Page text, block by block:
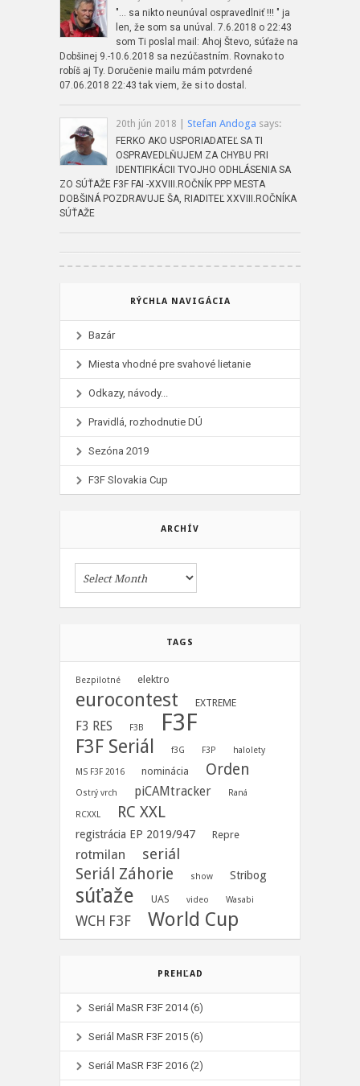
"... sa nikto neunúval ospravedlniť !!! " ja
len, že som sa unúval. 7.6.2018 o 22:43
som Ti poslal mail: Ahoj Števo, súťaže na
Dobšinej 9.-10.6.2018 sa nezúčastním. Rovnako to
robíš aj Ty. Doručenie mailu mám potvrdené
07.06.2018 22:43 tak viem, že si to dostal.
20th jún 2018 Stefan Andoga says:
FERKO AKO USPORIADATEĽ SA TI
OSPRAVEDLŇUJEM ZA CHYBU PRI
IDENTIFIKÁCII TVOJHO ODHLÁSENIA SA
ZO SÚŤAŽE F3F FAI -XXVIII.ROČNÍK PPP MESTA
DOBŠINÁ POZDRAVUJE ŠA, RIADITEĽ XXVIII.ROČNÍKA
SÚŤAŽE
RÝCHLA NAVIGÁCIA
Bazár
Miesta vhodné pre svahové lietanie
Odkazy, návody...
Pravidlá, rozhodnutie DÚ
Sezóna 2019
F3F Slovakia Cup
ARCHÍV
TAGS
Bezpilotné elektro
eurocontest EXTREME
F3 RES F3B F3F
F3F Seriál f3G F3P halolety
MS F3F 2016 nominácia Orden
Ostrý vrch piCAMtracker Raná
RCXXL RC XXL
registrácia EP 2019/947 Repre
rotmilan seriál
Seriál Záhorie show Stribog
súťaže UAS video Wasabi
WCH F3F World Cup
PREHĽAD
Seriál MaSR F3F 2014(6)
Seriál MaSR F3F 2015 (6)
Seriál MaSR F3F 2016 (2)